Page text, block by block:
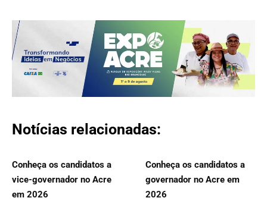
Notícias relacionadas:
Conheça os candidatos a
vice-governador no Acre
em 2026
Conheça os candidatos a
governador no Acre em
2026